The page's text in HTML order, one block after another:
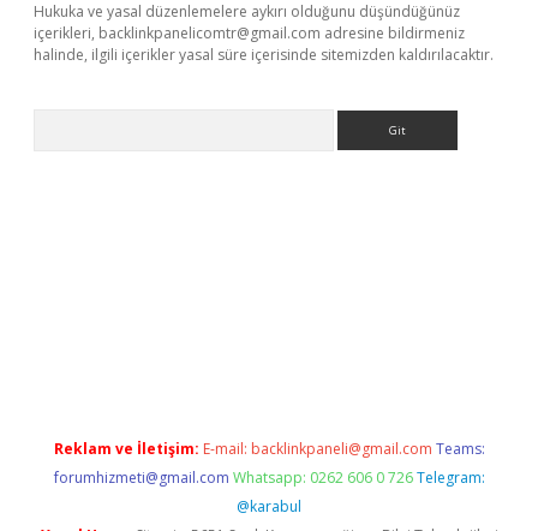
Hukuka ve yasal düzenlemelere aykırı olduğunu düşündüğünüz
içerikleri, backlinkpanelicomtr@gmail.com adresine bildirmeniz
halinde, ilgili içerikler yasal süre içerisinde sitemizden kaldırılacaktır.
Reklam ve İletişim: E-mail: backlinkpaneli@gmail.com Teams:
forumhizmeti@gmail.com Whatsapp: 0262 606 0 726 Telegram:
@karabul